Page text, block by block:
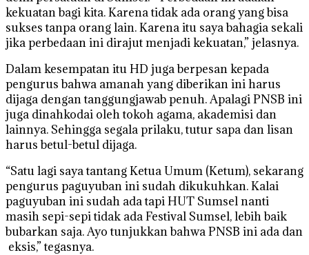
kekuatan bagi kita. Karena tidak ada orang yang bisa
sukses tanpa orang lain. Karena itu saya bahagia sekali
jika perbedaan ini dirajut menjadi kekuatan,” jelasnya.
Dalam kesempatan itu HD juga berpesan kepada
pengurus bahwa amanah yang diberikan ini harus
dijaga dengan tanggungjawab penuh. Apalagi PNSB ini
juga dinahkodai oleh tokoh agama, akademisi dan
lainnya. Sehingga segala prilaku, tutur sapa dan lisan
harus betul-betul dijaga.
“Satu lagi saya tantang Ketua Umum (Ketum), sekarang
pengurus paguyuban ini sudah dikukuhkan. Kalai
paguyuban ini sudah ada tapi HUT Sumsel nanti
masih sepi-sepi tidak ada Festival Sumsel, lebih baik
bubarkan saja. Ayo tunjukkan bahwa PNSB ini ada dan
eksis,” tegasnya.